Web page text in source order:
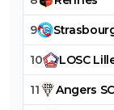
9
10 LOSC
11 Angers